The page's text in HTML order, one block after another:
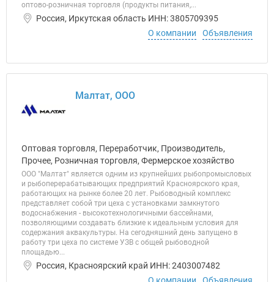
оптово-розничная торговля (продукты питания,...
Россия, Иркутская область ИНН: 3805709395
О компании
Объявления
Малтат, ООО
Оптовая торговля, Переработчик, Производитель,
Прочее, Розничная торговля, Фермерское хозяйство
ООО "Малтат" является одним из крупнейших рыбопромысловых
и рыбоперерабатывающих предприятий Красноярского края,
работающих на рынке более 20 лет. Рыбоводный комплекс
представляет собой три цеха с установками замкнутого
водоснабжения - высокотехнологичными бассейнами,
позволяющими создавать близкие к идеальным условия для
содержания аквакультуры. На сегодняшний день запущено в
работу три цеха по системе УЗВ с общей рыбоводной
площадью...
Россия, Красноярский край ИНН: 2403007482